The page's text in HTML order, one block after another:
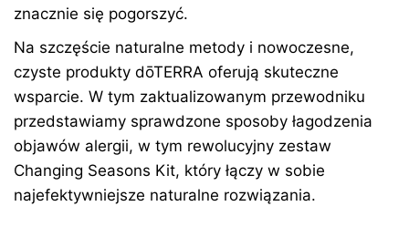
znacznie się pogorszyć.
Na szczęście naturalne metody i nowoczesne,
czyste produkty dōTERRA oferują skuteczne
wsparcie. W tym zaktualizowanym przewodniku
przedstawiamy sprawdzone sposoby łagodzenia
objawów alergii, w tym rewolucyjny zestaw
Changing Seasons Kit, który łączy w sobie
najefektywniejsze naturalne rozwiązania.